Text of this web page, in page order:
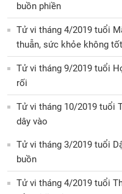
buồn phiền
Tử vi tháng 4/2019 tuổi
thuẫn, sức khỏe không tốt
Tử vi tháng 9/2019 tuổi
rối
Tử vi tháng 10/2019 tuổi
dây vào
Tử vi tháng 3/2019 tuổi
buồn
Tử vi tháng 4/2019 tuổi